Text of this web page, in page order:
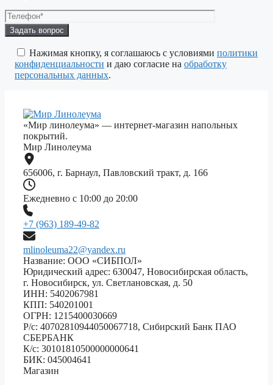
Оставьте
это
поле
пустым.
Нажимая кнопку, я соглашаюсь с условиями политики
конфиденциальности и даю согласие на обработку
персональных данных.
«Мир линолеума» — интернет-магазин напольных
покрытий.
Мир Линолеума
656006, г. Барнаул, Павловский тракт, д. 166
Ежедневно с 10:00 до 20:00
+7 (963) 189-49-82
mlinoleuma22@yandex.ru
Название: ООО «СИБПОЛ»
Юридический адрес: 630047, Новосибирская область,
г. Новосибирск, ул. Светлановская, д. 50
ИНН: 5402067981
КПП: 540201001
ОГРН: 1215400030669
Р/с: 40702810944050067718, Сибирский Банк ПАО
СБЕРБАНК
К/с: 30101810500000000641
БИК: 045004641
Магазин